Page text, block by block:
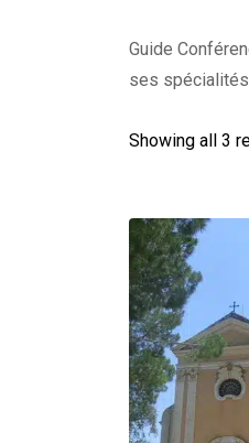
Guide
ses
Showing all 3